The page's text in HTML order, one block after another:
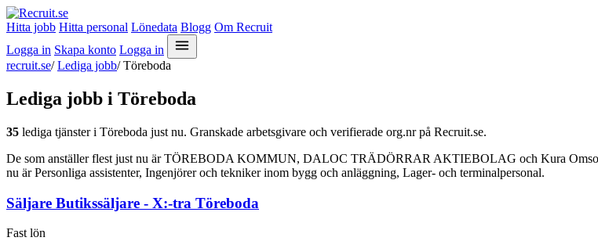
Hitta jobb Hitta personal Lönedata Blogg Om Recruit
Logga in Skapa konto Logga in
recruit.se/ Lediga jobb/ Töreboda
Lediga jobb i Töreboda
35 lediga tjänster i Töreboda just nu. Granskade arbetsgivare och verifierade org.nr på Recruit.se.
De som anställer flest just nu är TÖREBODA KOMMUN, DALOC TRÄDÖRRAR AKTIEBOLAG och Kura
nu är Personliga assistenter, Ingenjörer och tekniker inom bygg och anläggning, Lager- och terminalpersonal.
Säljare Butikssäljare - X:-tra Töreboda
Fast lön